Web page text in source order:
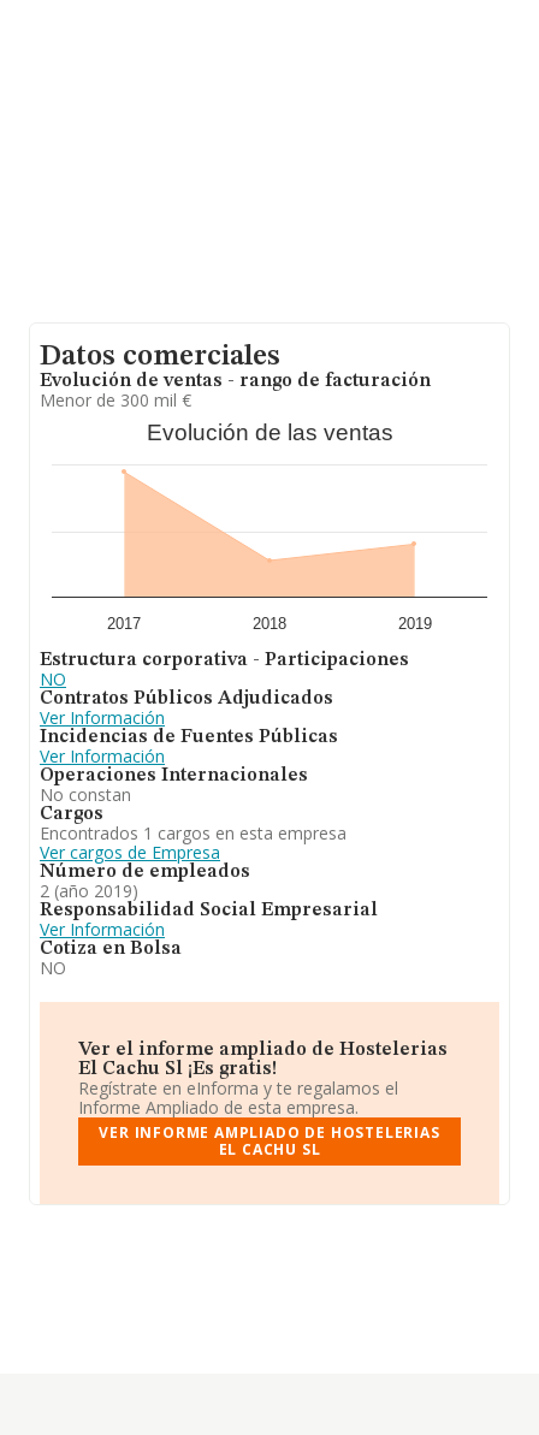
Datos comerciales
Evolución de ventas - rango de facturación
Menor de 300 mil €
Evolución de las ventas
2017 2018 2019
Estructura corporativa - Participaciones
NO
Contratos Públicos Adjudicados
Ver Información
Incidencias de Fuentes Públicas
Ver Información
Operaciones Internacionales
No constan
Cargos
Encontrados 1 cargos en esta empresa
Ver cargos de Empresa
Número de empleados
2 (año 2019)
Responsabilidad Social Empresarial
Ver Información
Cotiza en Bolsa
NO
Ver el informe ampliado de Hostelerias
El Cachu Sl ¡Es gratis!
Regístrate en eInforma y te regalamos el
Informe Ampliado de esta empresa.
VER INFORME AMPLIADO DE HOSTELERIAS
EL CACHU SL